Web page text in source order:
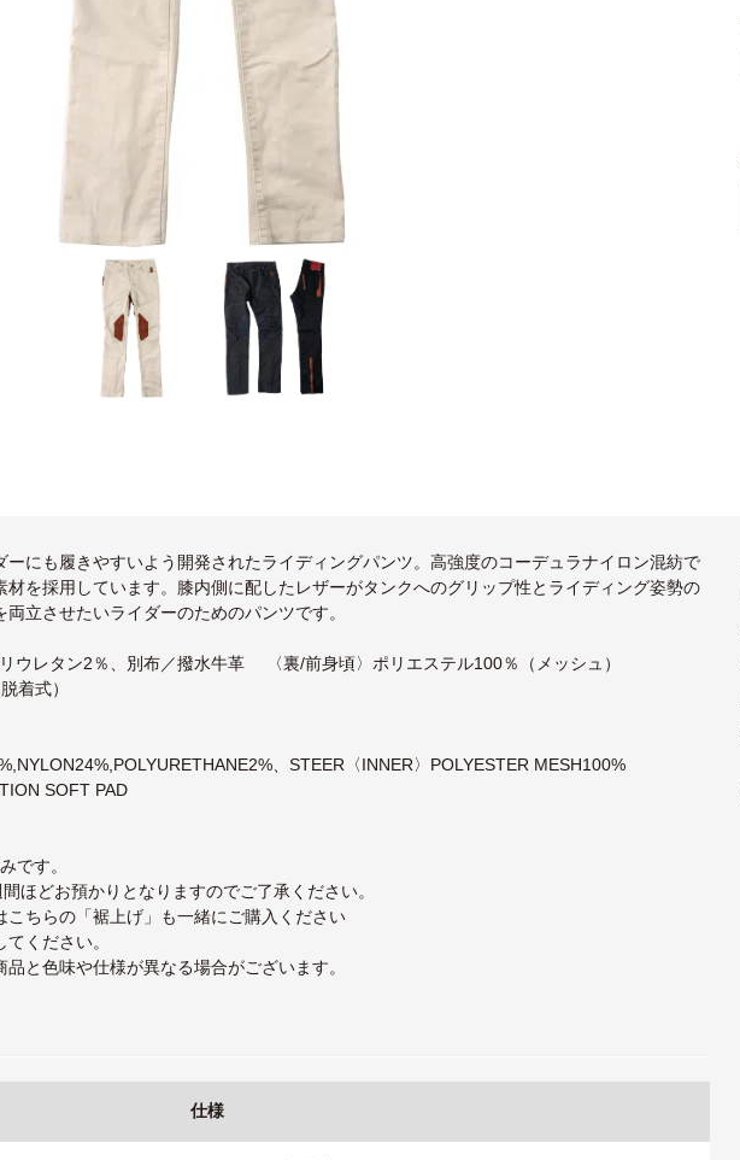
にも履きやすいよう開発されたライディングパンツ。高強度のコーデュラナイロン混紡で
を採用しています。膝内側に配したレザーがタンクへのグリップ性とライディング姿勢の
立させたいライダーのためのパンツです。
ウレタン2％、別布／撥水牛革 〈裏/前身頃〉ポリエステル100％（メッシュ）
着式）
、STEER〈INNER〉POLYESTER MESH100%
SOFT PAD
です。
ほどお預かりとなりますのでご了承ください。
ちらの「裾上げ」も一緒にご購入ください
ください。
と色味や仕様が異なる場合がございます。
仕様